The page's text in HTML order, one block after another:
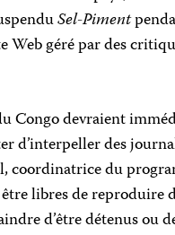
Sel-Piment
Web géré par des
Congo devraient
d’interpeller des
coordinatrice du
libres de reproduire
d’être détenus ou